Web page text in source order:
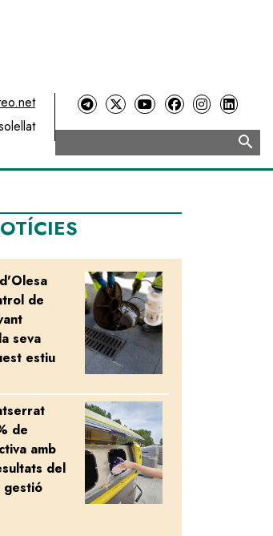
search
de
seva
estiu
Image
de
amb
del
gestió
Image